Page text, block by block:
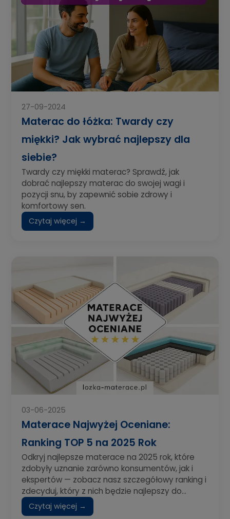
27-09-2024
Materac do łóżka: Twardy czy
miękki? Jak wybrać najlepszy dla
siebie?
Twardy czy miękki materac? Sprawdź, jak
dobrać najlepszy materac do swojej wagi i
pozycji snu, by zapewnić sobie zdrowy i
komfortowy sen.
Czytaj więcej →
03-06-2025
Materace Najwyżej Oceniane:
Ranking TOP 5 na 2025 Rok
Odkryj najlepsze materace na 2025 rok, które
zdobyły uznanie zarówno konsumentów, jak i
ekspertów — zobacz nasz szczegółowy ranking i
zdecyduj, który z nich będzie najlepszy do...
Czytaj więcej →